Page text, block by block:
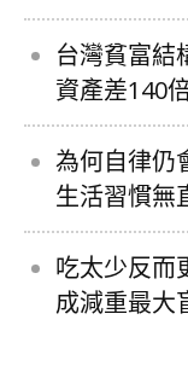
台灣貧富結
資產差140
為何自律仍
生活習慣無
吃太少反而
成減重最大